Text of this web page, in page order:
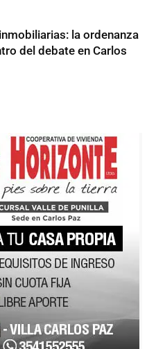
la ordenanza
del debate en Carlos